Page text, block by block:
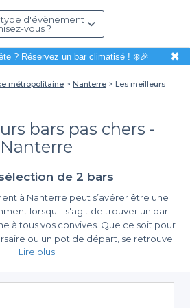
type d'évènement
vous ?
? Réservez un bar climatisé! ❄️🎉 ✖
métropolitaine Nanterre
Les meilleurs
bars pas chers -
Nanterre
de 2 bars
à Nanterre peut s’avérer être une
lorsqu'il s'agit de trouver un bar
à tous vos convives. Que ce soit pour
ou un pot de départ, se retrouver
une excellente idée pour créer du
chers qui sauront répondre à vos
facilement votre bar
sélection variée de bars à Nanterre,
Lire plus